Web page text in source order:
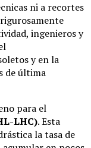
ni a recortes
ingenieros y
y en la
de última
para el
LHC). Esta
la tasa de